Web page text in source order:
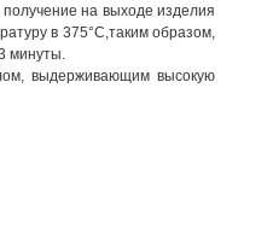
на выходе изделия
в 375°С,таким образом,
минуты.
выдерживающим высокую